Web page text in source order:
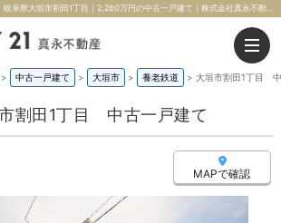
大垣市割田1丁目 中古一戸建て 岐阜県大垣市割田1丁目｜2,280万円の中古一戸建て｜株式会社真永不動産
> 中古一戸建て > 大垣市 > 養老鉄道 > 大垣市割田1丁目
割田1丁目 中古一戸建て
MAPで確認